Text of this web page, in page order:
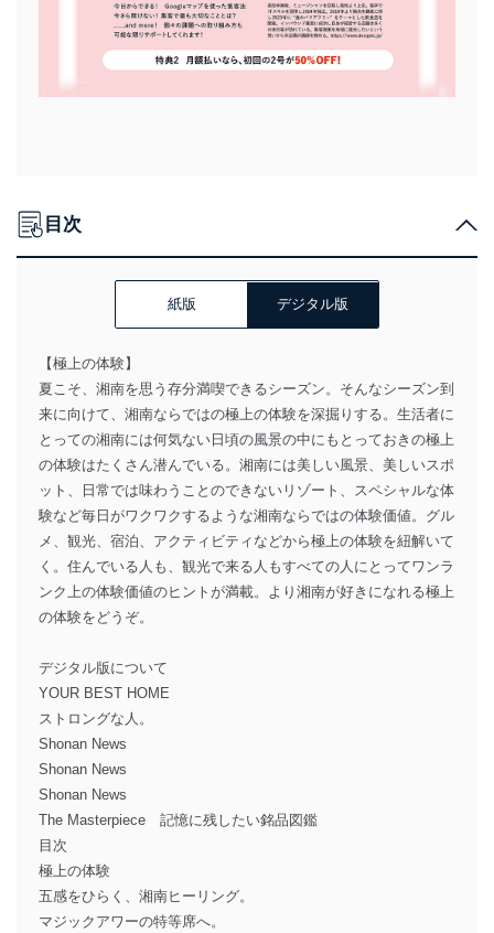
目次
紙版 デジタル版
【極上の体験】
夏こそ、湘南を思う存分満喫できるシーズン。そんなシーズン到
来に向けて、湘南ならではの極上の体験を深掘りする。生活者に
とっての湘南には何気ない日頃の風景の中にもとっておきの極上
の体験はたくさん潜んでいる。湘南には美しい風景、美しいスポ
ット、日常では味わうことのできないリゾート、スペシャルな体
験など毎日がワクワクするような湘南ならではの体験価値。グル
メ、観光、宿泊、アクティビティなどから極上の体験を紐解いて
く。住んでいる人も、観光で来る人もすべての人にとってワンラ
ンク上の体験価値のヒントが満載。より湘南が好きになれる極上
の体験をどうぞ。
デジタル版について
YOUR BEST HOME
ストロングな人。
Shonan News
Shonan News
Shonan News
The Masterpiece 記憶に残したい銘品図鑑
目次
極上の体験
五感をひらく、湘南ヒーリング。
マジックアワーの特等席へ。